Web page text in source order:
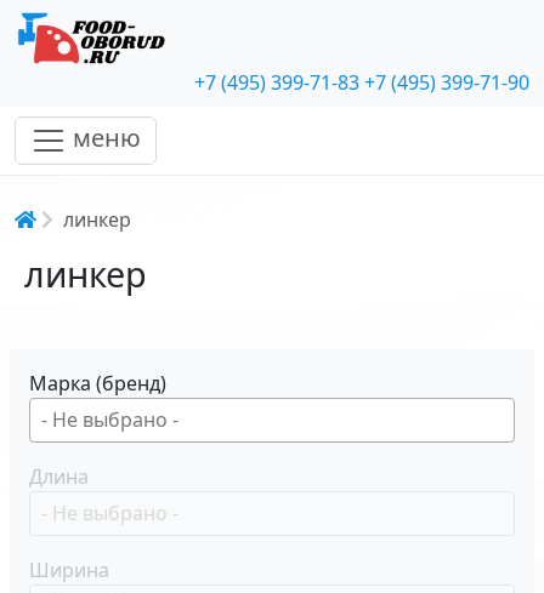
+7 (495) 399-71-83+7 (495) 399-71-90
меню
Строка навигации
линкер
линкер
Марка (бренд)
Длина
Ширина